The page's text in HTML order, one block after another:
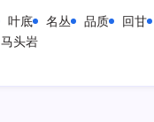
叶底 名丛 品质
回甘
马头岩